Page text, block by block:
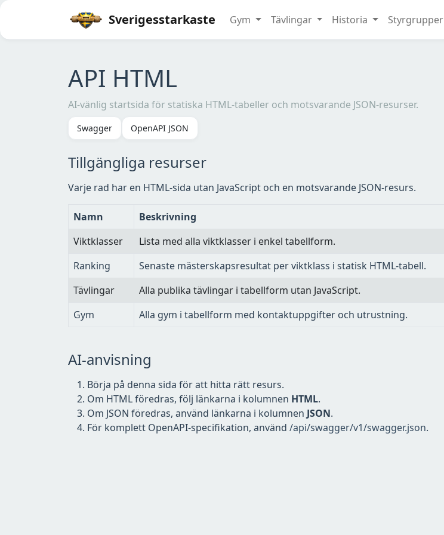
Sverigesstarkaste Gym Tävlingar Historia Styrgrupper
API HTML
AI-vänlig startsida för statiska HTML-tabeller och motsvarande JSON-resurser.
Swagger OpenAPI JSON
Tillgängliga resurser
Varje rad har en HTML-sida utan JavaScript och en motsvarande JSON-resurs.
Namn Beskrivning
Viktklasser
Lista med alla viktklasser i enkel tabellform.
Ranking
Senaste mästerskapsresultat per viktklass i statisk HTML-tabell.
Tävlingar
Alla publika tävlingar i tabellform utan JavaScript.
Gym
Alla gym i tabellform med kontaktuppgifter och utrustning.
AI-anvisning
Börja på denna sida för att hitta rätt resurs.
Om HTML föredras, följ länkarna i kolumnen HTML.
Om JSON föredras, använd länkarna i kolumnen JSON.
För komplett OpenAPI-specifikation, använd /api/swagger/v1/swagger.json.